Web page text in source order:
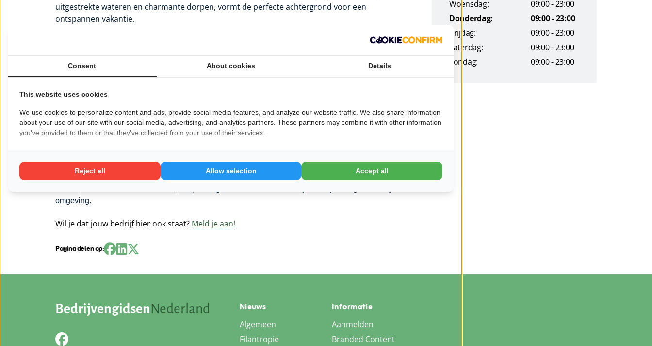
uitgestrekte wateren en charmante dorpen, vormt de perfecte achtergrond voor een
ontspannen vakantie.
Het sfeervolle restaurant van Hotel Tiel serveert een breed scala aan nationale en internationale
gerechten, waarbij de nadruk ligt op seizoensgebonden ingrediënten. De menukaart wordt
regelmatig aangepast om de gasten steeds iets nieuws te bieden, zonder de klassieke Van der
Valk-gerechten te missen. Dit zorgt voor een gevarieerde culinaire ervaring die zowel vertrouwd
als verrassend is.
Een van de hoogtepunten van het hotel is de SIXX Skybar, gelegen op de 16e etage op 53 meter
hoogte. Deze exclusieve locatie biedt een adembenemend 360 graden panoramisch uitzicht
over de Betuwe en is de perfecte plek om te genieten van de ondergaande zon. De Skybar
serveert heerlijke cocktails en verfijnde culinaire hapjes, die met passie zijn bereid, in een chique
en ontspannen sfeer.
omgeving.
Wil je dat jouw bedrijf hier ook staat? Meld je aan!
Pagina delen op:
Woensdag:
09:00 - 23:00
Donderdag:
09:00 - 23:00
Vrijdag:
09:00 - 23:00
Zaterdag:
09:00 - 23:00
Zondag:
09:00 - 23:00
BedrijvengidsenNederland Nieuws
Algemeen
Filantropie
Informatie
Aanmelden
Branded Content
Consent About cookies Details
This website uses cookies
We use cookies to personalize content and ads, provide social media features, and analyze our website traffic. We also share information
about your use of our site with our social media, advertising, and analytics partners. These partners may combine it with other information
you've provided to them or that they've collected from your use of their services.
Reject all Allow selection Accept all